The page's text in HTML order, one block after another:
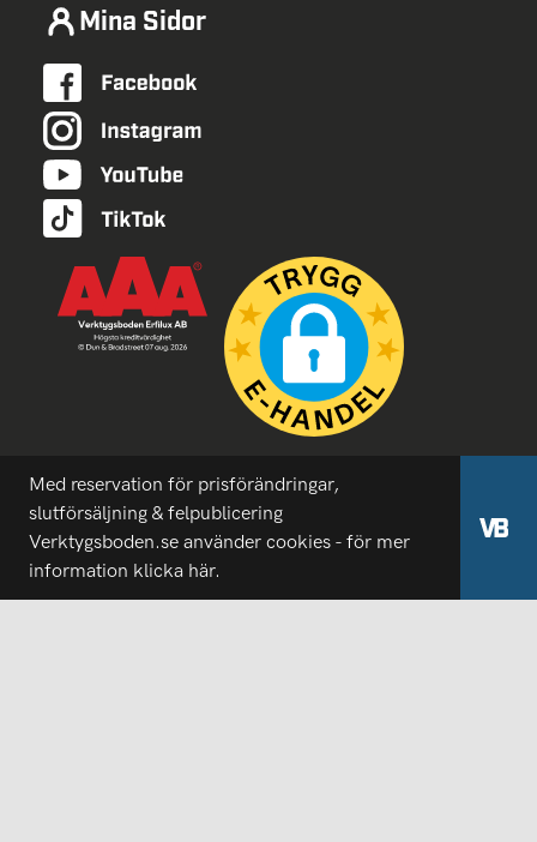
Mina Sidor
Med reservation för prisförändringar,
slutförsäljning & felpublicering
Verktygsboden.se använder cookies - för mer
information klicka här.